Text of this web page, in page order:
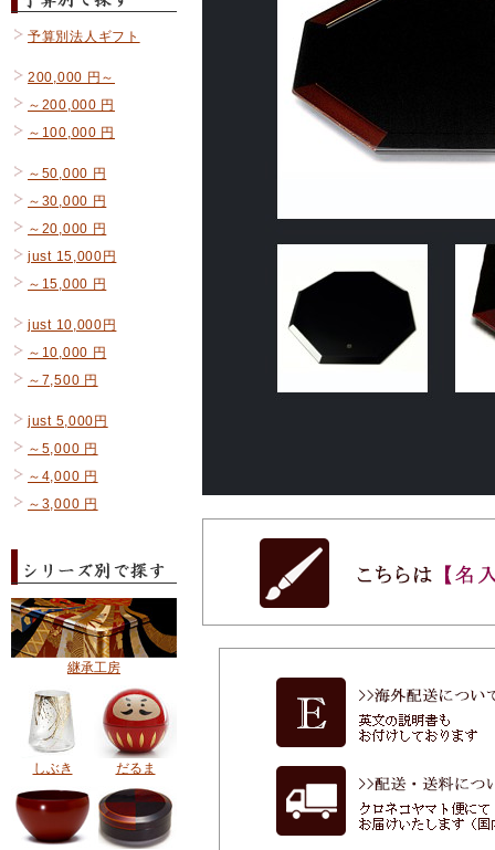
予算別法人ギフト
200,000 円～
～200,000 円
～100,000 円
～50,000 円
～30,000 円
～20,000 円
just 15,000円
～15,000 円
just 10,000円
～10,000 円
～7,500 円
just 5,000円
～5,000 円
～4,000 円
～3,000 円
継承工房
しぶき だるま